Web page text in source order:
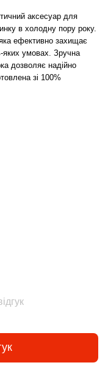
аксесуар для
в холодну пору року.
ефективно захищає
яких умовах. Зручна
дозволяє надійно
зі 100%